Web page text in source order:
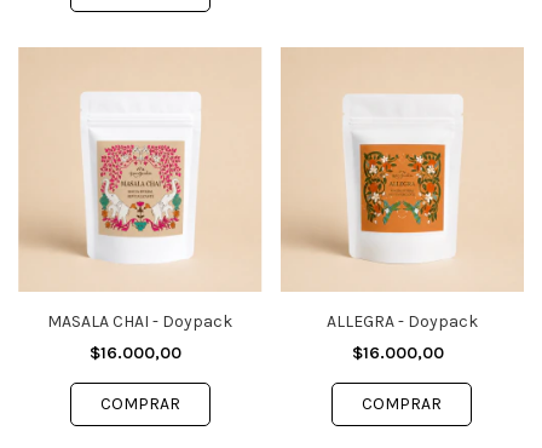
MASALA CHAI - Doypack
$16.000,00
ALLEGRA - Doypack
$16.000,00